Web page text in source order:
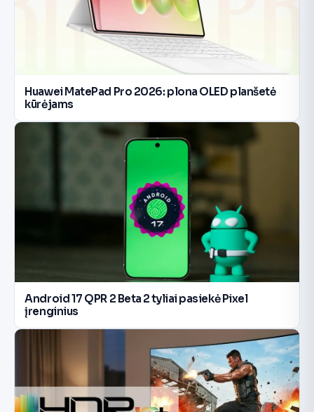
Huawei MatePad Pro 2026: plona OLED planšetė
kūrėjams
Android 17 QPR 2 Beta 2 tyliai pasiekė Pixel
įrenginius